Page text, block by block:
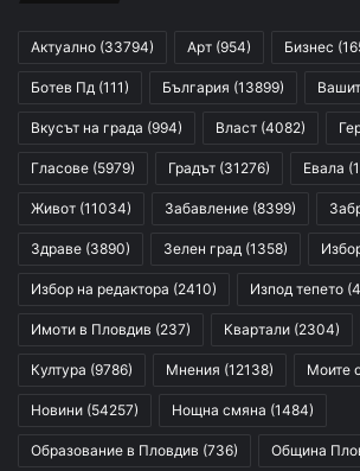
Актуално (33794) Арт (954) Бизнес
Ботев Пд (111) България (13899)
Вкусът на града (994) Власт (4082)
Гласове (5979) Градът (31276) Евала
Живот (11034) Забавление (8399)
Здраве (3890) Зелен град (1358)
Избор на редактора (2410) Изпод тепето
Имоти в Пловдив (237) Квартали (2304)
Култура (9786) Мнения (12138) Моите
Новини (54257) Нощна смяна (1484)
Образование в Пловдив (736) Община